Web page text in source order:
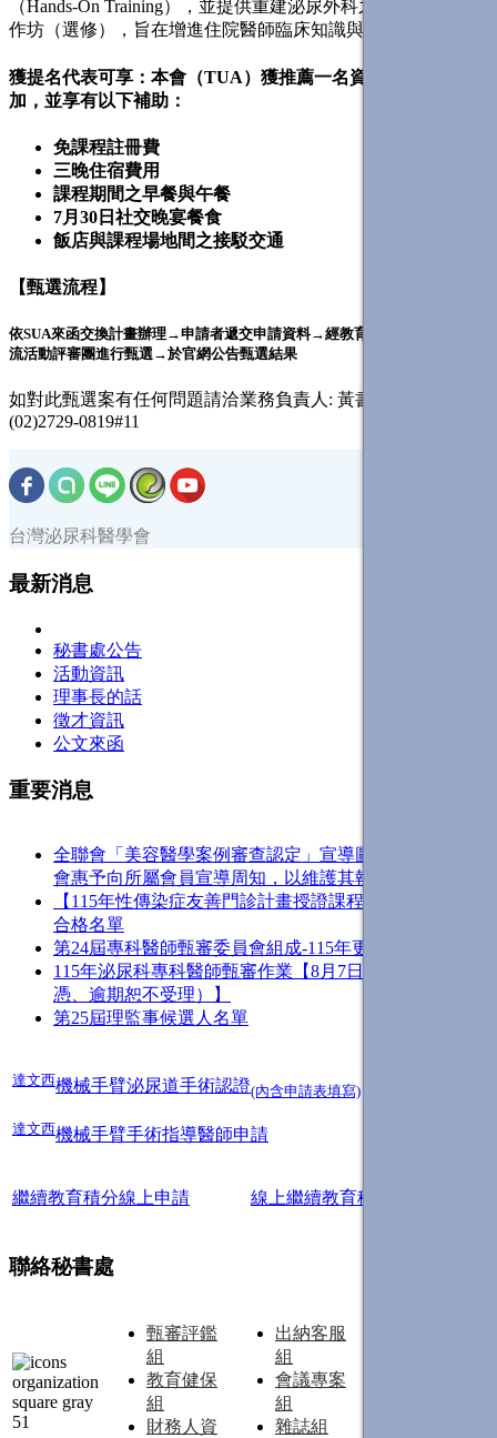
（Hands-On Training），並提供重建泌尿外科之豬器官操作工
作坊（選修），旨在增進住院醫師臨床知識與實務技能。
獲提名代表可享：本會（TUA）獲推薦一名資深住院醫師參
加，並享有以下補助：
免課程註冊費
三晚住宿費用
課程期間之早餐與午餐
7月30日社交晚宴餐食
飯店與課程場地間之接駁交通
【甄選流程】
依SUA來函交換計畫辦理→申請者遞交申請資料→經教育委員會 國際學術交
流活動評審團進行甄選→於官網公告甄選結果
如對此甄選案有任何問題請洽業務負責人: 黃書嫻 Carol
(02)2729-0819#11
台灣泌尿科醫學會
最新消息
秘書處公告
活動資訊
理事長的話
徵才資訊
公文來函
重要消息
全聯會「​美容醫學案例審查認定」宣導圖卡1份，敬請貴
會惠予向所屬會員宣導周知，以維護其執業權益
【115年性傳染症友善門診計畫授證課程－驚喜場】測驗
合格名單
第24屆專科醫師甄審委員會組成-115年更新
115年泌尿科專科醫師甄審作業【8月7日(五)止（郵戳為
憑、逾期恕不受理）】
第25屆理監事候選人名單
達文西機械手臂泌尿道手術認證(內含申請表填寫)
達文西機械手臂手術指導醫師申請
繼續教育積分線上申請 線上繼續教育積分授予辦法
聯絡秘書處
甄審評鑑
組
教育健保
組
財務人資
出納客服
組
會議專案
組
雜誌組